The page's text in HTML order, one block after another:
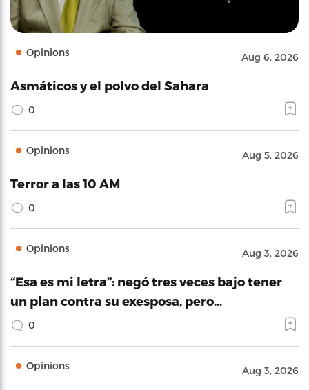
Opinions Aug 6, 2026
Asmáticos y el polvo del Sahara
0
Opinions Aug 5, 2026
Terror a las 10 AM
0
Opinions Aug 3, 2026
“Esa es mi letra”: negó tres veces bajo tener
un plan contra su exesposa, pero…
0
Opinions Aug 3, 2026